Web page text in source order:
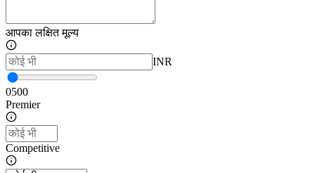
आपका लक्षित मूल्य
INR
0500
Premier
Competitive